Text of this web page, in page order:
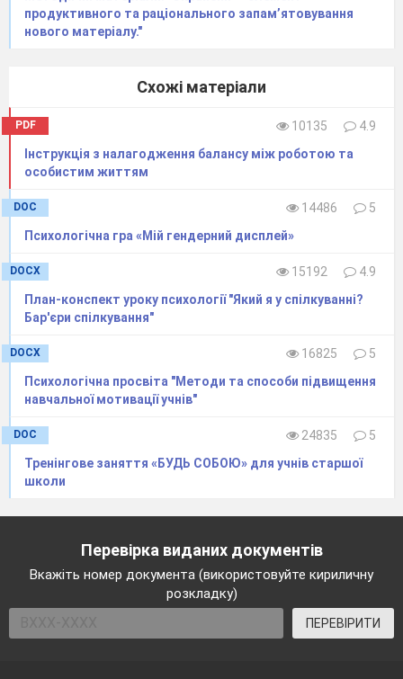
продуктивного та раціонального запам’ятовування
нового матеріалу."
Схожі матеріали
PDF 10135
4.9
Інструкція з налагодження балансу між роботою та
особистим життям
DOC 14486
5
Психологічна гра «Мій гендерний дисплей»
DOCX 15192
4.9
План-конспект уроку психології "Який я у спілкуванні?
Бар'єри спілкування"
DOCX 16825
5
Психологічна просвіта "Методи та способи підвищення
навчальної мотивації учнів"
DOC 24835
5
Тренінгове заняття «БУДЬ СОБОЮ» для учнів старшої
школи
Перевірка виданих документів
Вкажіть номер документа (використовуйте кириличну
розкладку)
ПЕРЕВІРИТИ